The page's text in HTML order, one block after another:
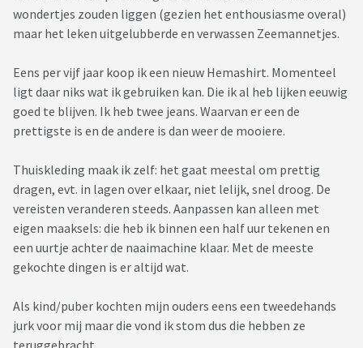
wondertjes zouden liggen (gezien het enthousiasme overal)
maar het leken uitgelubberde en verwassen Zeemannetjes.
Eens per vijf jaar koop ik een nieuw Hemashirt. Momenteel
ligt daar niks wat ik gebruiken kan. Die ik al heb lijken eeuwig
goed te blijven. Ik heb twee jeans. Waarvan er een de
prettigste is en de andere is dan weer de mooiere.
Thuiskleding maak ik zelf: het gaat meestal om prettig
dragen, evt. in lagen over elkaar, niet lelijk, snel droog. De
vereisten veranderen steeds. Aanpassen kan alleen met
eigen maaksels: die heb ik binnen een half uur tekenen en
een uurtje achter de naaimachine klaar. Met de meeste
gekochte dingen is er altijd wat.
Als kind/puber kochten mijn ouders eens een tweedehands
jurk voor mij maar die vond ik stom dus die hebben ze